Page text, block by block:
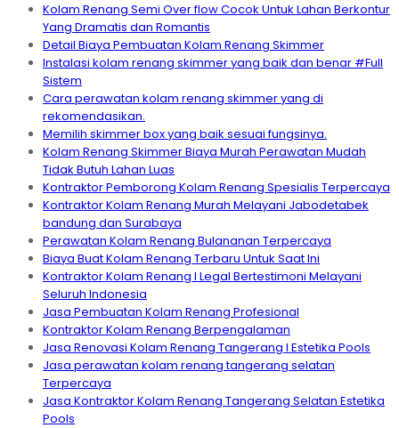
Kolam Renang Semi Over flow Cocok Untuk Lahan Berkontur
Yang Dramatis dan Romantis
Detail Biaya Pembuatan Kolam Renang Skimmer
Instalasi kolam renang skimmer yang baik dan benar #Full
Sistem
Cara perawatan kolam renang skimmer yang di
rekomendasikan.
Memilih skimmer box yang baik sesuai fungsinya.
Kolam Renang Skimmer Biaya Murah Perawatan Mudah
Tidak Butuh Lahan Luas
Kontraktor Pemborong Kolam Renang Spesialis Terpercaya
Kontraktor Kolam Renang Murah Melayani Jabodetabek
bandung dan Surabaya
Perawatan Kolam Renang Bulananan Terpercaya
Biaya Buat Kolam Renang Terbaru Untuk Saat Ini
Kontraktor Kolam Renang I Legal Bertestimoni Melayani
Seluruh Indonesia
Jasa Pembuatan Kolam Renang Profesional
Kontraktor Kolam Renang Berpengalaman
Jasa Renovasi Kolam Renang Tangerang I Estetika Pools
Jasa perawatan kolam renang tangerang selatan
Terpercaya
Jasa Kontraktor Kolam Renang Tangerang Selatan Estetika
Pools